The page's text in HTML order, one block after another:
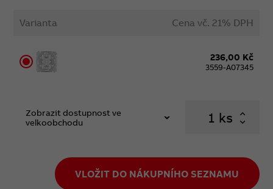
Varianta Cena vč. 21% DPH
236,00 Kč
3559-A07345
Zobrazit dostupnost ve
velkoobchodu
ks
VLOŽIT DO NÁKUPNÍHO SEZNAMU